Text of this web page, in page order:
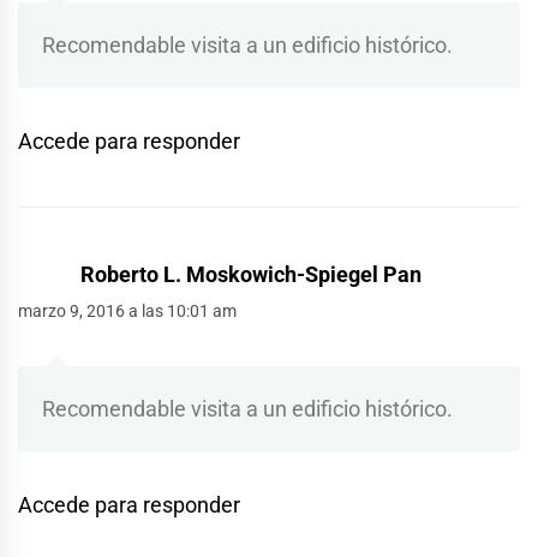
Recomendable visita a un edificio histórico.
Accede para responder
Roberto L. Moskowich-Spiegel Pan
marzo 9, 2016 a las 10:01 am
Recomendable visita a un edificio histórico.
Accede para responder